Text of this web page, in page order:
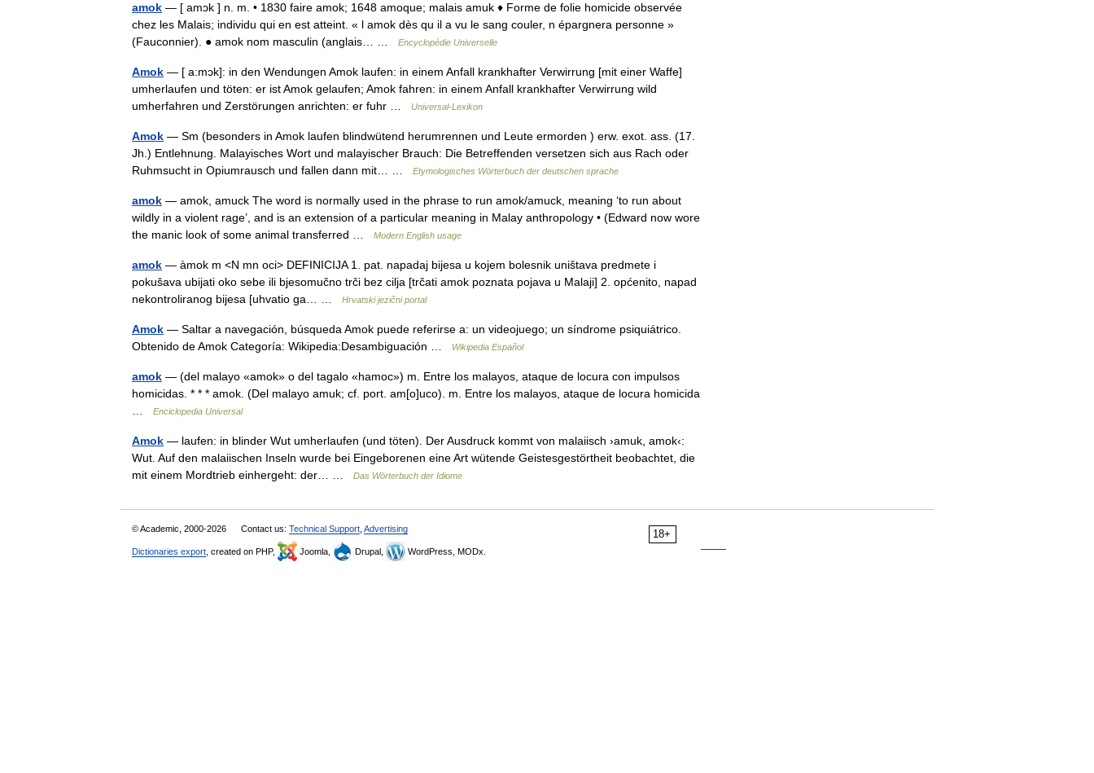
amok — [ amɔk ] n. m. • 1830 faire amok; 1648 amoque; malais amuk ♦ Forme de folie homicide observée
chez les Malais; individu qui en est atteint. « l amok dès qu il a vu le sang couler, n épargnera personne »
(Fauconnier). ● amok nom masculin (anglais… …
Encyclopédie Universelle
Amok — [ a:mɔk]: in den Wendungen Amok laufen: in einem Anfall krankhafter Verwirrung [mit einer Waffe]
umherlaufen und töten: er ist Amok gelaufen; Amok fahren: in einem Anfall krankhafter Verwirrung wild
umherfahren und Zerstörungen anrichten: er fuhr …
Universal-Lexikon
Amok — Sm (besonders in Amok laufen blindwütend herumrennen und Leute ermorden ) erw. exot. ass. (17.
Jh.) Entlehnung. Malayisches Wort und malayischer Brauch: Die Betreffenden versetzen sich aus Rach oder
Ruhmsucht in Opiumrausch und fallen dann mit… …
Etymologisches Wörterbuch der deutschen sprache
amok — amok, amuck The word is normally used in the phrase to run amok/amuck, meaning ‘to run about
wildly in a violent rage’, and is an extension of a particular meaning in Malay anthropology • (Edward now wore
the manic look of some animal transferred …
Modern English usage
amok — àmok m <N mn oci> DEFINICIJA 1. pat. napadaj bijesa u kojem bolesnik uništava predmete i
pokušava ubijati oko sebe ili bjesomučno trči bez cilja [trčati amok poznata pojava u Malaji] 2. općenito, napad
nekontroliranog bijesa [uhvatio ga… …
Hrvatski jezični portal
Amok — Saltar a navegación, búsqueda Amok puede referirse a: un videojuego; un síndrome psiquiátrico.
Obtenido de Amok Categoría: Wikipedia:Desambiguación …
Wikipedia Español
amok — (del malayo «amok» o del tagalo «hamoc») m. Entre los malayos, ataque de locura con impulsos
homicidas. * * * amok. (Del malayo amuk; cf. port. am[o]uco). m. Entre los malayos, ataque de locura homicida
Enciclopedia Universal
Amok — laufen: in blinder Wut umherlaufen (und töten). Der Ausdruck kommt von malaiisch ›amuk, amok‹:
Wut. Auf den malaiischen Inseln wurde bei Eingeborenen eine Art wütende Geistesgestörtheit beobachtet, die
mit einem Mordtrieb einhergeht: der… …
Das Wörterbuch der Idiome
18+
© Academic, 2000-2026 Contact us: Technical Support Advertising
Dictionaries export , created on PHP, Joomla, Drupal, WordPress, MODx.